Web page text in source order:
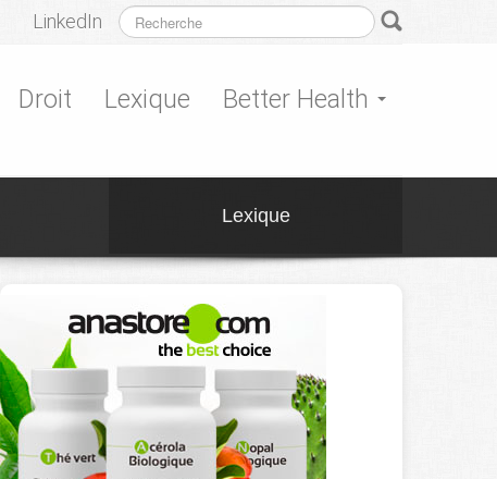
LinkedIn
Droit Lexique Better Health
Lexique